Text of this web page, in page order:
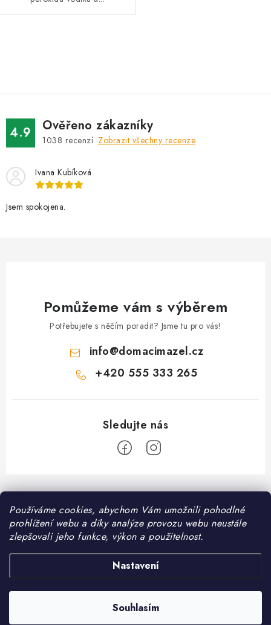
Používáme cookies, abychom Vám umožnili pohodlné
prohlížení webu a díky analýze provozu webu neustále
zlepšovali jeho funkce, výkon a použitelnost.
Nastavení
Souhlasím
á
d
a
c
p
v
4.9 Ověřeno zákazníky
1038 recenzí. Zobrazit všechny recenze
Ivana Kubíková
Jsem spokojena.
Pomůžeme vám s výběrem
Potřebujete s něčím poradit? Jsme tu pro vás!
info@domacimazel.cz
+420 555 333 265
Z
á
Informace pro vás
Kontakt
Možnosti dopravy
Hodnocení obchodu
❤️ Oblíbené kategorie
DomaciMazel.cz. Všechna práva vyhrazena.